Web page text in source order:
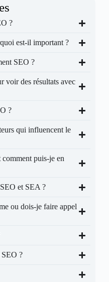
?
est-il important ?
SEO ?
voir des résultats avec
?
qui influencent le
puis-je en
et SEA ?
ou dois-je faire appel
?